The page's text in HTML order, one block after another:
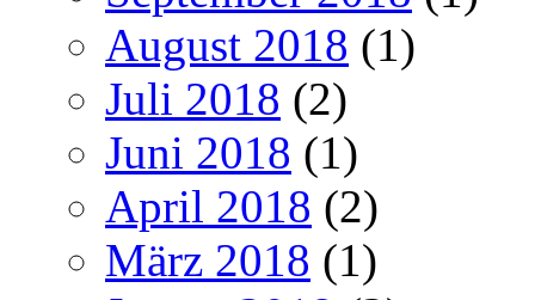
August 2018 (1)
Juli 2018 (2)
Juni 2018 (1)
April 2018 (2)
März 2018 (1)